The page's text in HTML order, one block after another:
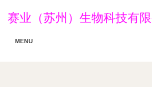
赛业（苏州）生物科技有
MENU